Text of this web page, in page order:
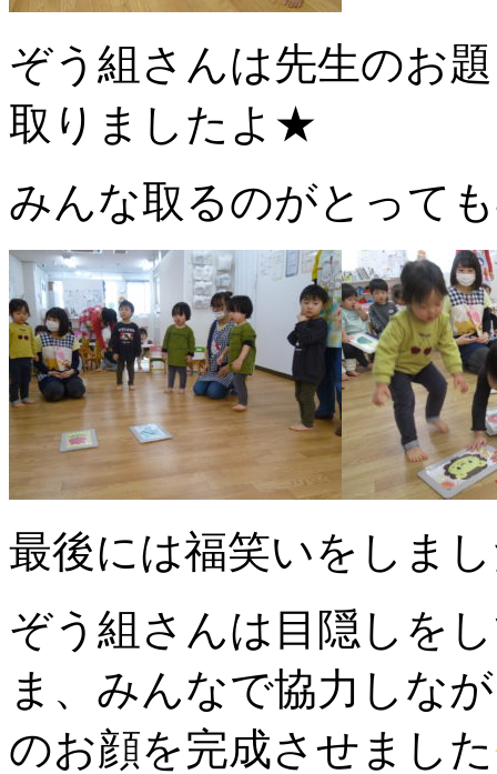
ぞう組さんは先生のお
取りましたよ★
みんな取るのがとって
最後には福笑いをしま
ぞう組さんは目隠しを
ま、みんなで協力しな
のお顔を完成させました